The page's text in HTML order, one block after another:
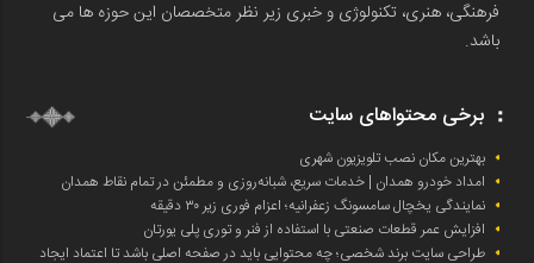
فرهنگی، هنری، تکنولوژی و خبری زیر نظر متخصصان این حوزه ها می
باشد.
برخی محتواهای سایت
بهترین مکان نصب تلویزیون شهری
امداد خودرو همدان | خدمات سریع، شبانه‌روزی و مطمئن در تمام نقاط همدان
نمایندگی یخچال سامسونگ زعفرانیه؛ اعزام فوری زیر ۳۰ دقیقه
افزایش عمر قطعات صنعتی با استفاده از فنر و توری پلی یورتان
طراحی سایت برند شخصی؛ چه محتوایی باید در صفحه اصلی باشد تا اعتماد ایجاد